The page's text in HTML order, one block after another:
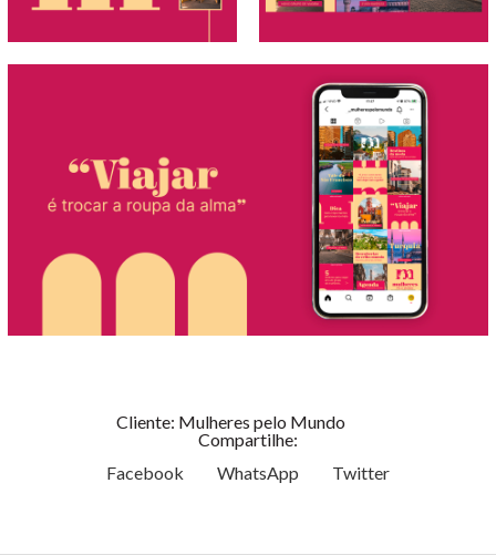
Cliente: Mulheres pelo Mundo
Compartilhe:
Facebook
WhatsApp Twitter